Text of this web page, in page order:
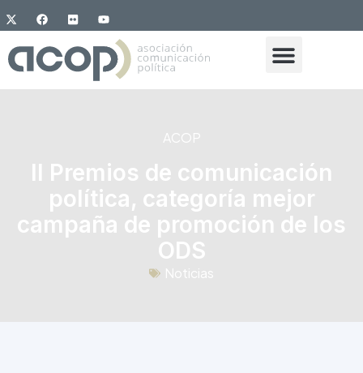
ACOP
II Premios de comunicación
política, categoría mejor
campaña de promoción de los
ODS
Noticias